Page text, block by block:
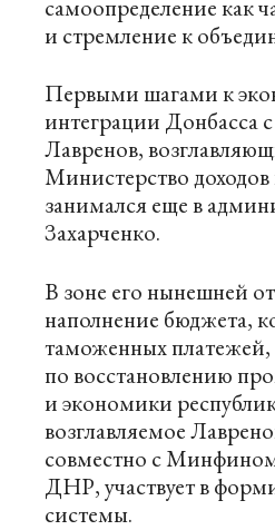
самоопределение как
и стремление к
Первыми шагами к
интеграции Донбасса
Лавренов,
Министерство
занимался еще в
Захарченко.
В зоне его нынешней
наполнение бюджета,
таможенных платежей,
по восстановлению
и экономики
возглавляемое
совместно с
ДНР, участвует в
системы.